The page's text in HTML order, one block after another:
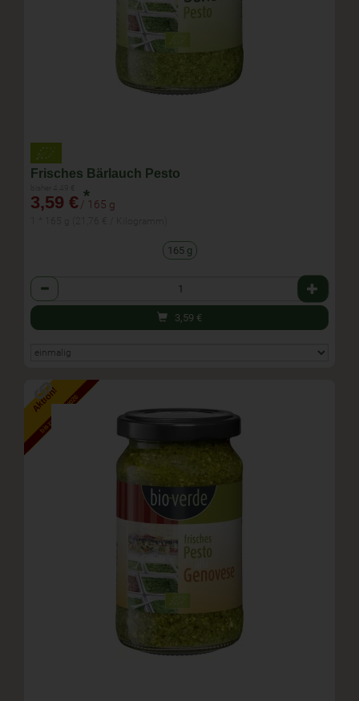
Frisches Bärlauch Pesto
3,59 € *
/ 165 g
165 g
Anzahl
3,59 €
Aktion!
bis zum 15.8.2026